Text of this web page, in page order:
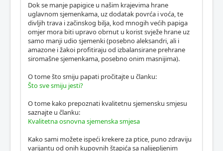
Dok se manje papigice u našim krajevima hrane
uglavnom sjemenkama, uz dodatak povrća i voća, te
divljih trava i začinskog bilja, kod mnogih većih papiga
omjer mora biti upravo obrnut u korist svježe hrane uz
samo manji udio sjemenki (posebno aleksandri, ali i
amazone i žakoi profitiraju od izbalansirane prehrane
siromašne sjemenkama, posebno onim masnijima).
O tome što smiju papati pročitajte u članku:
Što sve smiju jesti?
O tome kako prepoznati kvalitetnu sjemensku smjesu
saznajte u članku:
Kvalitetna osnovna sjemenska smjesa
Kako sami možete ispeći krekere za ptice, puno zdraviju
varijantu od onih kupovnih štapića sa nalijepljenim